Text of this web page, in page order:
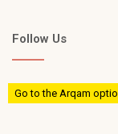
Follow Us
Go to the Arqam